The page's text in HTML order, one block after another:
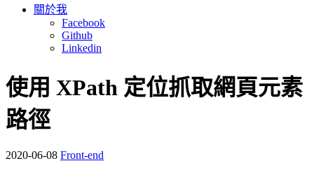
關於我
Facebook
Github
Linkedin
使用 XPath 定位抓取網頁元素
路徑
2020-06-08 Front-end